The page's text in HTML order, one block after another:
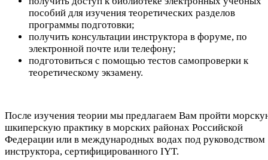
пособий для изучения теоретических разделов
программы подготовки;
получить консультации инструктора в форуме, по
электронной почте или телефону;
подготовиться с помощью тестов самопроверки к
теоретическому экзамену.
После изучения теории мы предлагаем Вам пройти
шкиперскую практику в морских районах Российской
Федерации или в международных водах под руководством
инструктора, сертифицированного IYT.